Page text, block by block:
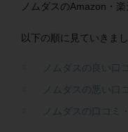
ノムダスのAmazon・
以下の順に見ていきまし
ノムダスの良い口
ノムダスの悪い口
ノムダスの口コミ